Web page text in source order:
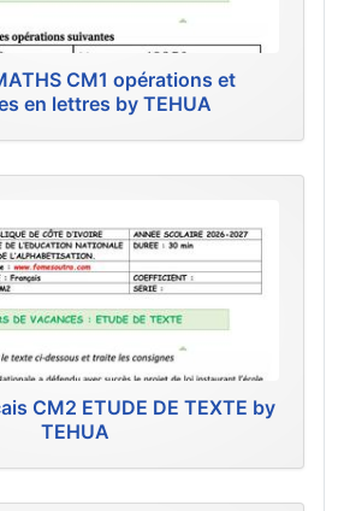
CM1 opérations et
en lettres by TEHUA
CM2 ETUDE DE TEXTE by
TEHUA